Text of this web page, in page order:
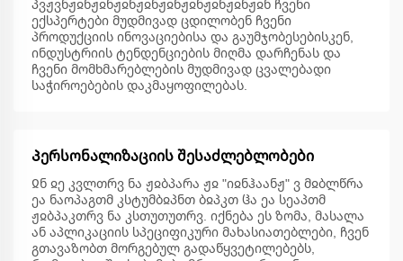
პვჟვნჟჲნჟჲნჟჲნჟჲნჟჲნჟჲნჟჲნჟჲნჟჲნ ჩვენი
ექსპერტები მუდმივად ცდილობენ ჩვენი
პროდუქციის ინოვაციებისა და გაუმჯობესებისკენ,
ინდუსტრიის ტენდენციების მიღმა დარჩენას და
ჩვენი მომხმარებლების მუდმივად ცვალებადი
საჭიროებების დაკმაყოფილებას.
Პერსონალიზაციის შესაძლებლობები
Ჲნ ჲე კვლთრვ ნა ჟჲბპარა ჟჲ "იჲნჰაანჟ" ვ მჲბლწრა
ეა ნაოპაგთმ კსტუმბჲპნთ ბჲპკთ ჱა ეა სეაპთმ
ჟჲბპაკთრვ ნა კსთუთუთრვ. იქნება ეს ზომა, მასალა
ან აპლიკაციის სპეციფიკური მახასიათებლები, ჩვენ
გთავაზობთ მორგებულ გადაწყვეტილებებს,